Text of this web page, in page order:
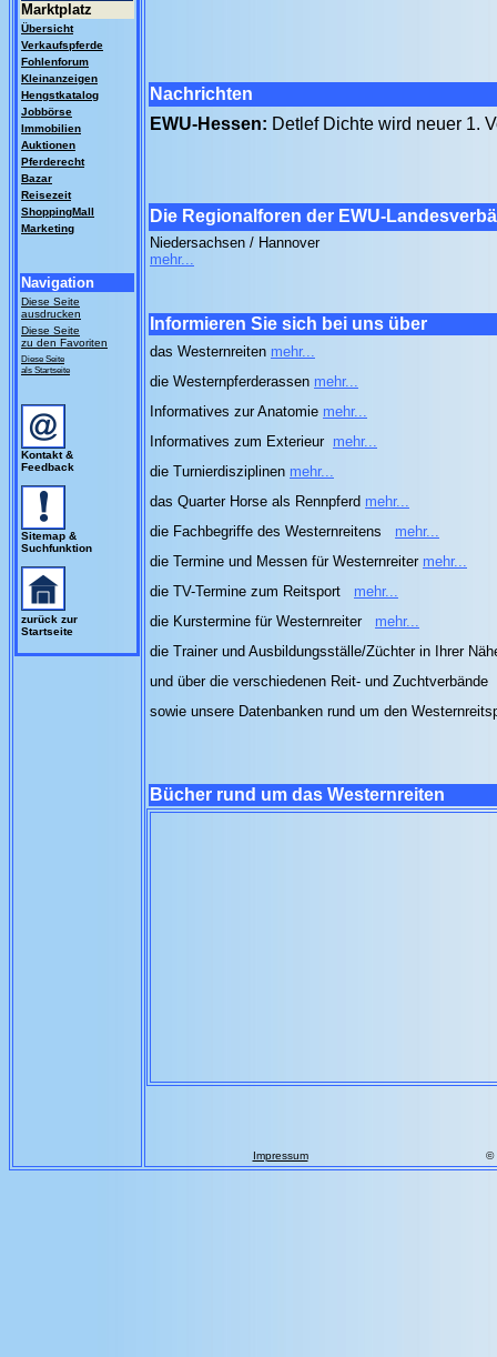
Marktplatz
Übersicht
Verkaufspferde
Fohlenforum
Kleinanzeigen
Hengstkatalog
Jobbörse
Immobilien
Auktionen
Pferderecht
Bazar
Reisezeit
ShoppingMall
Marketing
Navigation
Diese Seite
ausdrucken
Diese Seite
zu den Favoriten
Diese Seite
als Startseite
Kontakt &
Feedback
Sitemap &
Suchfunktion
zurück zur
Startseite
Nachrichten
EWU-Hessen: Detlef Dichte wird neuer 1.
Die Regionalforen der EWU-
Niedersachsen / Hannover
mehr...
Informieren Sie sich bei uns über
das Westernreiten mehr...
die Westernpferderassen mehr...
Informatives zur Anatomie mehr...
Informatives zum Exterieur mehr...
die Turnierdisziplinen mehr...
das Quarter Horse als Rennpferd mehr...
die Fachbegriffe des Westernreitens
mehr...
die Termine und Messen für Westernreiter mehr...
die TV-Termine zum Reitsport
mehr...
die Kurstermine für Westernreiter
mehr...
die Trainer und Ausbildungsställe/Züchter in Ihrer
und über die verschiedenen Reit- und Zuchtverbände
sowie unsere Datenbanken rund um den
Bücher rund um das Westernreiten
Impressum ©